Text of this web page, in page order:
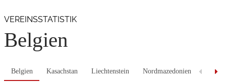
VEREINSSTATISTIK
Belgien
Belgien Kasachstan Liechtenstein Nordmazedonien Wales